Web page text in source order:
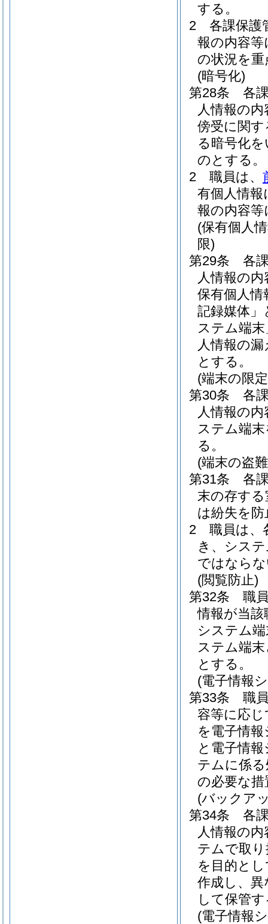
する。
2
各課保護
報の内容
の状況を
(暗号化)
第28条
各
人情報の
傍受に関す
る暗号化
のとする。
2
職員は、
有個人情
報の内容
(保有個人
限)
第29条
各
人情報の
保有個人
記録媒体」
ステム端
人情報の
とする。
(端末の限
第30条
各
人情報の
ステム端
る。
(端末の盗
第31条
各
末の存す
は紛失を
2
職員は、
き、シス
ではなら
(閲覧防止)
第32条
職
情報が当
システム
ステム端
とする。
(電子情報
第33条
職
容等に応
を電子情
と電子情
テムに係
の必要な
(バックア
第34条
各
人情報の
テムで取
を目的と
作成し、
して保管
(電子情報